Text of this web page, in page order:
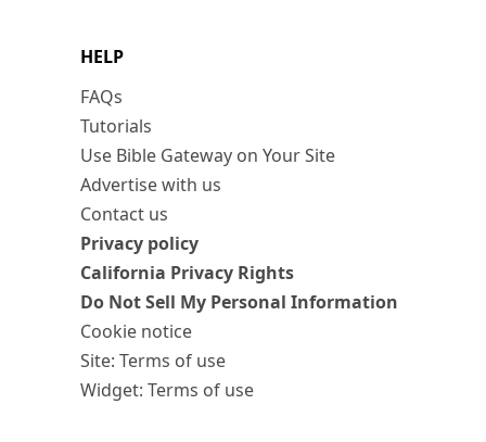
HELP
FAQs
Tutorials
Use Bible Gateway on Your Site
Advertise with us
Contact us
Privacy policy
California Privacy Rights
Do Not Sell My Personal Information
Cookie notice
Site: Terms of use
Widget: Terms of use